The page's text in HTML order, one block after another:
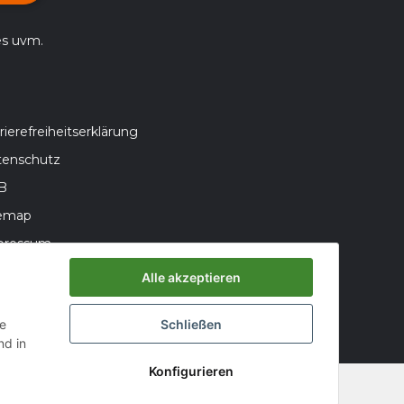
uvm.
in
Alle akzeptieren
Schließen
Konfigurieren